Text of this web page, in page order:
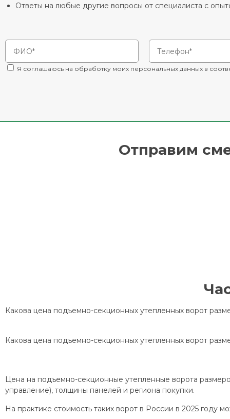
Ответы на любые другие вопросы от специалиста с
Я соглашаюсь на обработку моих персональных данных в
Отправим
Какова цена подъемно-секционных утепленных ворот
Какова цена подъемно-секционных утепленных ворот
Цена на подъемно-секционные утепленные ворота
управление), толщины панелей и региона покупки.
На практике стоимость таких ворот в России в 2025 году